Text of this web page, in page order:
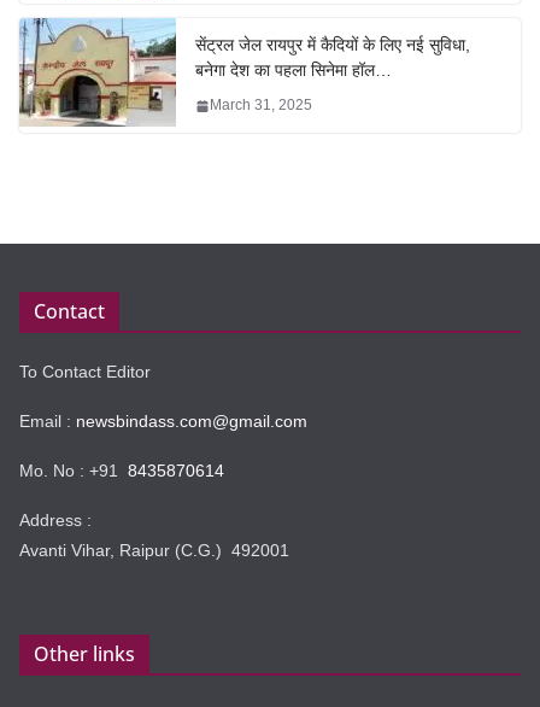
सेंट्रल जेल रायपुर में कैदियों के लिए नई सुविधा,
बनेगा देश का पहला सिनेमा हॉल…
March 31, 2025
Contact
To Contact Editor
Email : newsbindass.com@gmail.com
Mo. No : +91 8435870614
Address :
Avanti Vihar, Raipur (C.G.) 492001
Other links